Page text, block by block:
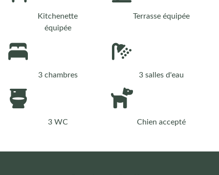
Kitchenette
équipée
Terrasse équipée
3 chambres 3 salles d'eau
3 WC Chien accepté